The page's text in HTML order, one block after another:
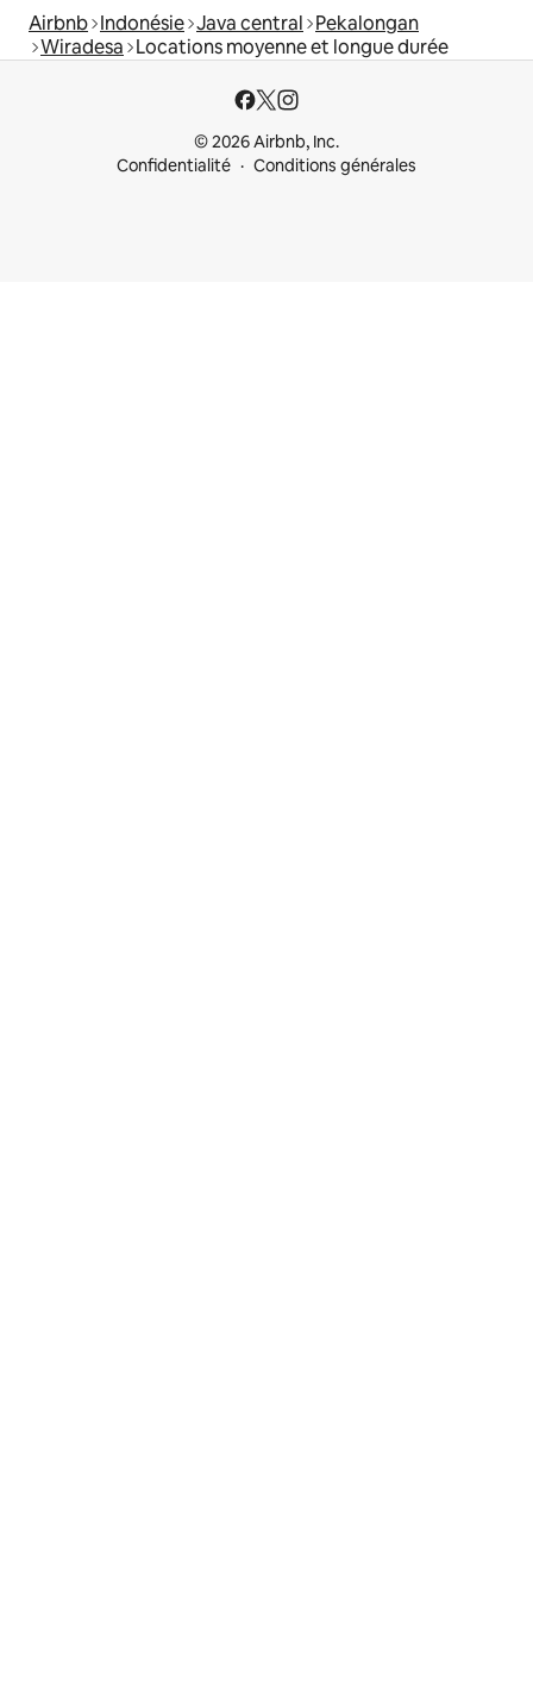
Airbnb Indonésie Java central Pekalongan
Wiradesa Locations moyenne et longue durée
© 2026 Airbnb, Inc.
Confidentialité
Conditions générales